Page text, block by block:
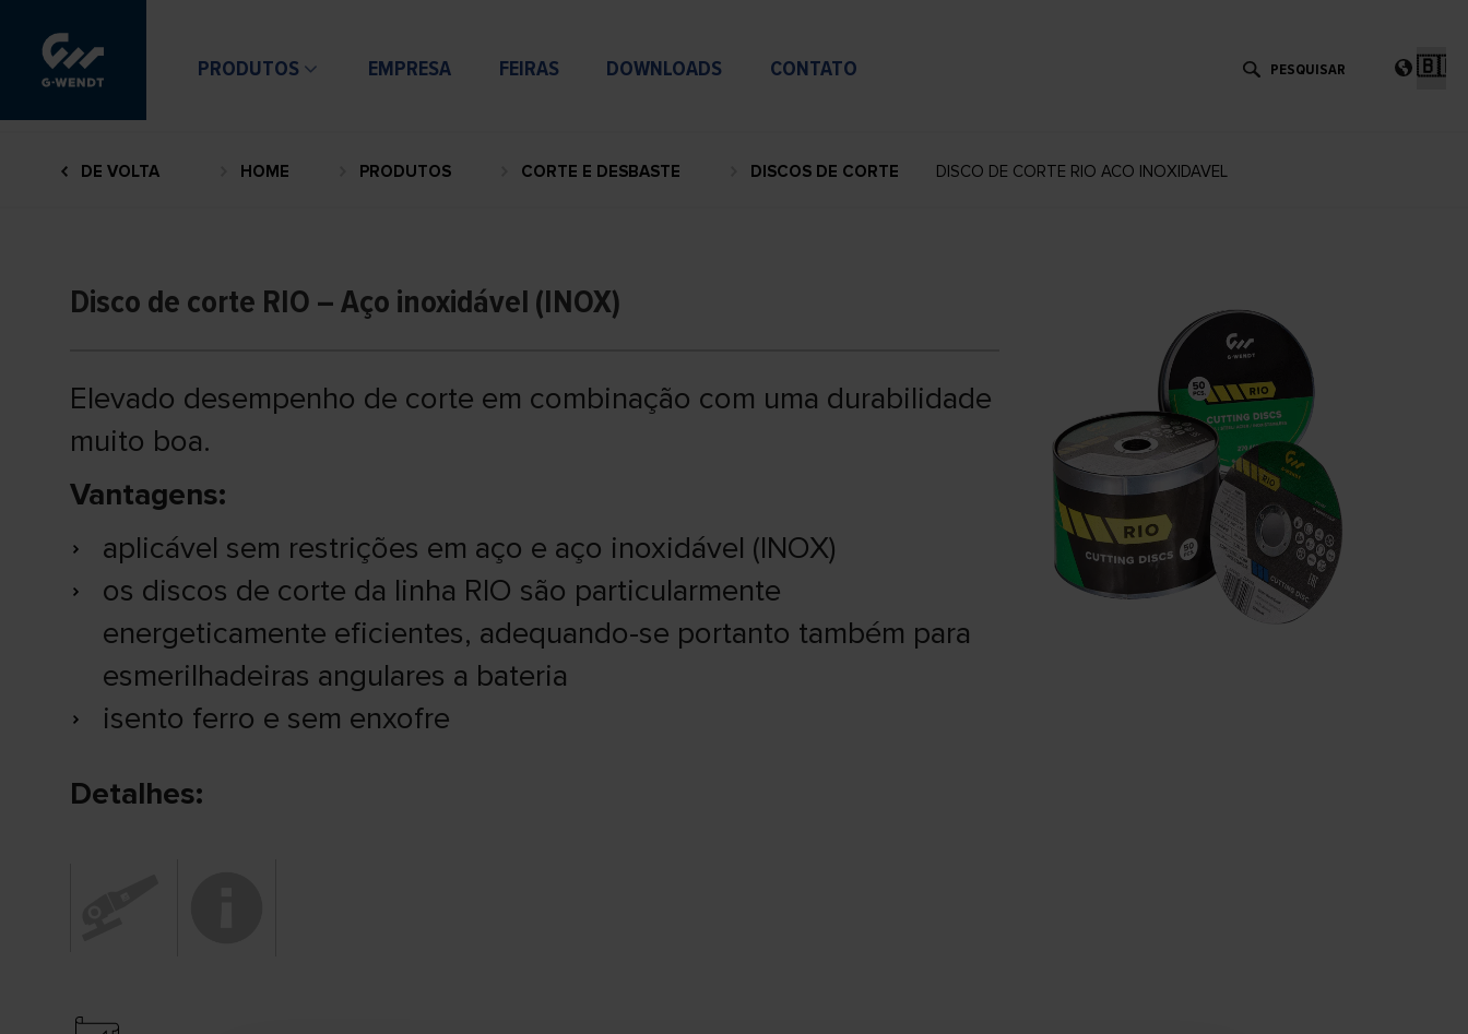
PRODUTOS EMPRESA FEIRAS DOWNLOADS CONTATO
um
DE VOLTA HOME PRODUTOS CORTE E DESBASTE DISCOS DE CORTE DISCO DE CORTE RIO ACO INOXIDAVEL
Disco de corte RIO – Aço inoxidável (INOX)
Elevado desempenho de corte em combinação com uma durabilidade
muito boa.
Vantagens:
aplicável sem restrições em aço e aço inoxidável (INOX)
os discos de corte da linha RIO são particularmente
energeticamente eficientes, adequando-se portanto também para
esmerilhadeiras angulares a bateria
isento ferro e sem enxofre
Detalhes: